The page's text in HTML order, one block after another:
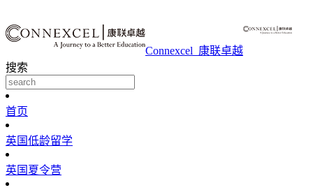
Connexcel_康联卓越
搜索
首页
英国低龄留学
英国夏令营